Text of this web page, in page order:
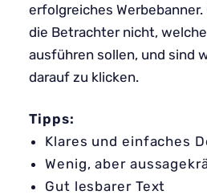
erfolgreiches Werbebanner.
die Betrachter nicht,
ausführen sollen, und sind
darauf zu klicken.
Tipps:
Klares und einfaches
Wenig, aber
Gut lesbarer Text